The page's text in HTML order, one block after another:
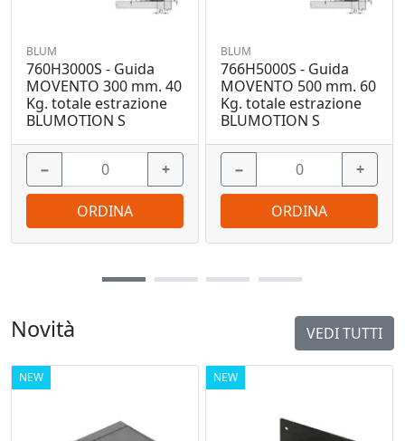
Novità VEDI TUTTI
NEW NEW
BLUM
760H3000S - Guida
MOVENTO 300 mm. 40
Kg. totale estrazione
BLUMOTION S
− +
ORDINA
BLUM
766H5000S - Guida
MOVENTO 500 mm. 60
Kg. totale estrazione
BLUMOTION S
− +
ORDINA